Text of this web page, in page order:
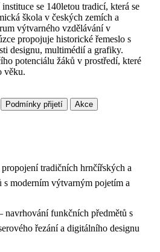
se 140letou tradicí, která se
škola v českých zemích a
výtvarného vzdělávání v
propojuje historické řemeslo s
designu, multimédií a grafiky.
potenciálu žáků v prostředí, které
věku.
Podmínky přijetí
Akce
propojení tradičních hrnčířských a
s moderním výtvarným pojetím a
navrhování funkčních předmětů s
řezání a digitálního designu